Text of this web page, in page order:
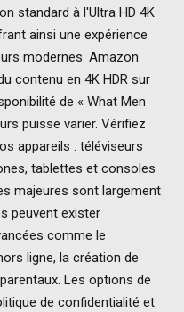
standard à l'Ultra HD 4K
ainsi une expérience
modernes. Amazon
contenu en 4K HDR sur
de « What Men
puisse varier. Vérifiez
appareils : téléviseurs
tablettes et consoles
majeures sont largement
peuvent exister
comme le
ligne, la création de
Les options de
de confidentialité et